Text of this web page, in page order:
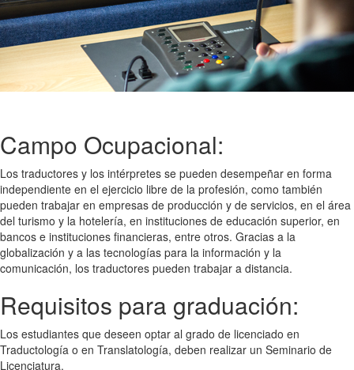
Campo Ocupacional:
Los traductores y los intérpretes se pueden desempeñar en forma
independiente en el ejercicio libre de la profesión, como también
pueden trabajar en empresas de producción y de servicios, en el área
del turismo y la hotelería, en instituciones de educación superior, en
bancos e instituciones financieras, entre otros. Gracias a la
globalización y a las tecnologías para la información y la
comunicación, los traductores pueden trabajar a distancia.
Requisitos para graduación:
Los estudiantes que deseen optar al grado de licenciado en
Traductología o en Translatología, deben realizar un Seminario de
Licenciatura.